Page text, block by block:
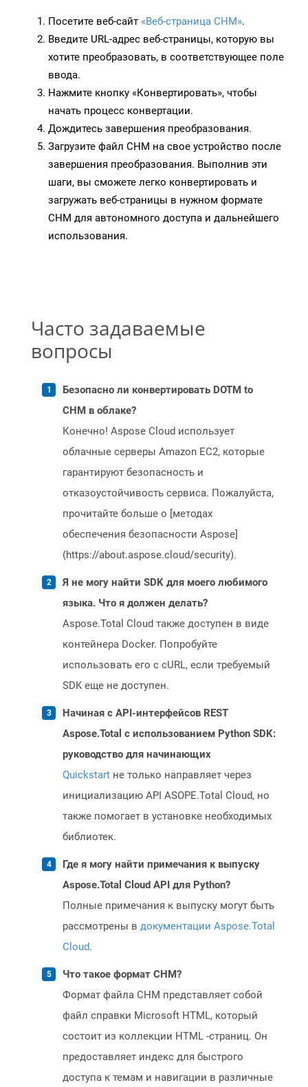
Посетите веб-сайт «Веб-страница CHM».
Введите URL-адрес веб-страницы, которую вы
хотите преобразовать, в соответствующее поле
ввода.
Нажмите кнопку «Конвертировать», чтобы
начать процесс конвертации.
Дождитесь завершения преобразования.
Загрузите файл CHM на свое устройство после
завершения преобразования. Выполнив эти
шаги, вы сможете легко конвертировать и
загружать веб-страницы в нужном формате
CHM для автономного доступа и дальнейшего
использования.
Часто задаваемые
вопросы
Безопасно ли конвертировать DOTM to
CHM в облаке?
Конечно! Aspose Cloud использует
облачные серверы Amazon EC2, которые
гарантируют безопасность и
отказоустойчивость сервиса. Пожалуйста,
прочитайте больше о [методах
обеспечения безопасности Aspose]
(https://about.aspose.cloud/security).
Я не могу найти SDK для моего любимого
языка. Что я должен делать?
Aspose.Total Cloud также доступен в виде
контейнера Docker. Попробуйте
использовать его с cURL, если требуемый
SDK еще не доступен.
Начиная с API-интерфейсов REST
Aspose.Total с использованием Python SDK:
руководство для начинающих
Quickstart не только направляет через
инициализацию API ASOPE.Total Cloud, но
также помогает в установке необходимых
библиотек.
Где я могу найти примечания к выпуску
Aspose.Total Cloud API для Python?
Полные примечания к выпуску могут быть
рассмотрены в документации Aspose.Total
Cloud.
Что такое формат CHM?
Формат файла CHM представляет собой
файл справки Microsoft HTML, который
состоит из коллекции HTML -страниц. Он
предоставляет индекс для быстрого
доступа к темам и навигации в различные